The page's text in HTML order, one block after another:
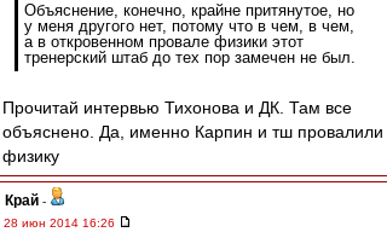
Объяснение, конечно, крайне притянутое, но
у меня другого нет, потому что в чем, в чем,
а в откровенном провале физики этот
тренерский штаб до тех пор замечен не был.
Прочитай интервью Тихонова и ДК. Там все
объяснено. Да, именно Карпин и тш провалили
физику
Край -
28 июн 2014 16:26